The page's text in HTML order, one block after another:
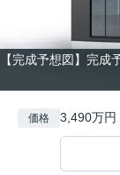
【完成予想図】完
価格 3,490万円